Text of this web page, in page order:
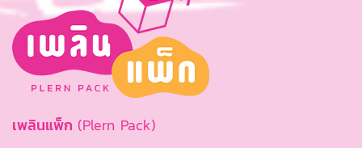
เพลินแพ็ก (Plern Pack)